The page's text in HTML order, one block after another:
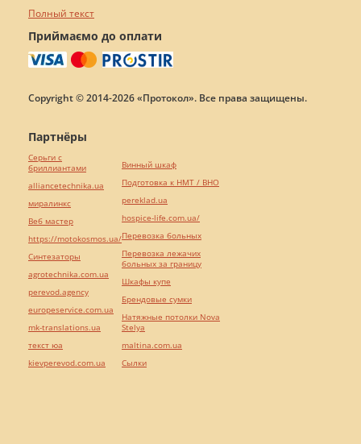
Полный текст
Приймаємо до оплати
Copyright © 2014-2026 «Протокол». Все права защищены.
Партнёры
Серьги с
бриллиантами
alliancetechnika.ua
миралинкс
Веб мастер
https://motokosmos.ua/
Синтезаторы
agrotechnika.com.ua
perevod.agency
europeservice.com.ua
mk-translations.ua
текст юа
kievperevod.com.ua
Винный шкаф
Подготовка к НМТ / ВНО
pereklad.ua
hospice-life.com.ua/
Перевозка больных
Перевозка лежачих
больных за границу
Шкафы купе
Брендовые сумки
Натяжные потолки Nova
Stelya
maltina.com.ua
Cылки